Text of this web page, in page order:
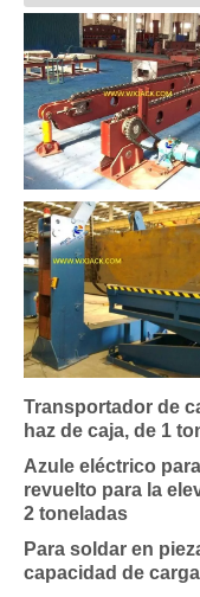
Transportador de
haz de caja, de 1
Azule eléctrico
revuelto para la
2 toneladas
Para soldar en
capacidad de